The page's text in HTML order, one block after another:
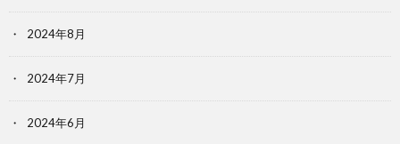
2024年8月
2024年7月
2024年6月